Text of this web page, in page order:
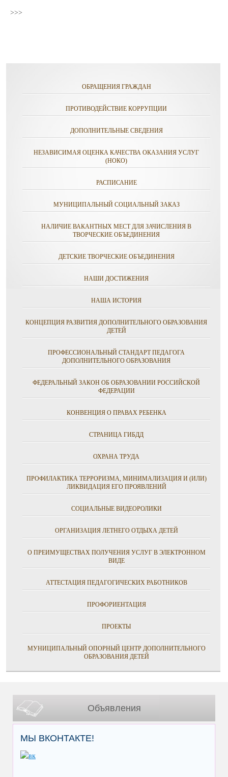
>>>
ОБРАЩЕНИЯ ГРАЖДАН
ПРОТИВОДЕЙСТВИЕ КОРРУПЦИИ
ДОПОЛНИТЕЛЬНЫЕ СВЕДЕНИЯ
НЕЗАВИСИМАЯ ОЦЕНКА КАЧЕСТВА ОКАЗАНИЯ УСЛУГ
(НОКО)
РАСПИСАНИЕ
МУНИЦИПАЛЬНЫЙ СОЦИАЛЬНЫЙ ЗАКАЗ
НАЛИЧИЕ ВАКАНТНЫХ МЕСТ ДЛЯ ЗАЧИСЛЕНИЯ В
ТВОРЧЕСКИЕ ОБЪЕДИНЕНИЯ
ДЕТСКИЕ ТВОРЧЕСКИЕ ОБЪЕДИНЕНИЯ
НАШИ ДОСТИЖЕНИЯ
НАША ИСТОРИЯ
КОНЦЕПЦИЯ РАЗВИТИЯ ДОПОЛНИТЕЛЬНОГО ОБРАЗОВАНИЯ
ДЕТЕЙ
ПРОФЕССИОНАЛЬНЫЙ СТАНДАРТ ПЕДАГОГА
ДОПОЛНИТЕЛЬНОГО ОБРАЗОВАНИЯ
ФЕДЕРАЛЬНЫЙ ЗАКОН ОБ ОБРАЗОВАНИИ РОССИЙСКОЙ
ФЕДЕРАЦИИ
КОНВЕНЦИЯ О ПРАВАХ РЕБЕНКА
СТРАНИЦА ГИБДД
ОХРАНА ТРУДА
ПРОФИЛАКТИКА ТЕРРОРИЗМА, МИНИМАЛИЗАЦИЯ И (ИЛИ)
ЛИКВИДАЦИЯ ЕГО ПРОЯВЛЕНИЙ
СОЦИАЛЬНЫЕ ВИДЕОРОЛИКИ
ОРГАНИЗАЦИЯ ЛЕТНЕГО ОТДЫХА ДЕТЕЙ
О ПРЕИМУЩЕСТВАХ ПОЛУЧЕНИЯ УСЛУГ В ЭЛЕКТРОННОМ
ВИДЕ
АТТЕСТАЦИЯ ПЕДАГОГИЧЕСКИХ РАБОТНИКОВ
ПРОФОРИЕНТАЦИЯ
ПРОЕКТЫ
МУНИЦИПАЛЬНЫЙ ОПОРНЫЙ ЦЕНТР ДОПОЛНИТЕЛЬНОГО
ОБРАЗОВАНИЯ ДЕТЕЙ
Объявления
МЫ ВКОНТАКТЕ!